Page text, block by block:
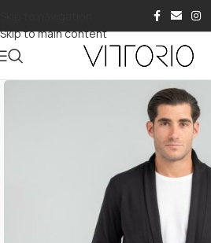
Skip to main content